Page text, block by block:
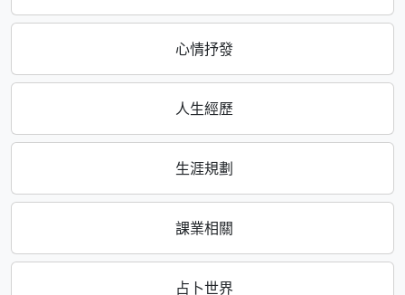
心情抒發
人生經歷
生涯規劃
課業相關
占卜世界